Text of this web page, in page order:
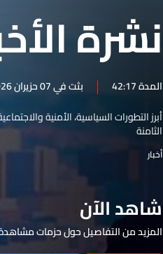
نشرة
المدة 42:17 بثت في 07 حزيران 2026
أبرز التطورات السياسية، الأمنية
الثامنة
أخبار
شاهد الآن
المزيد من التفاصيل حول حزمات مشاهدة